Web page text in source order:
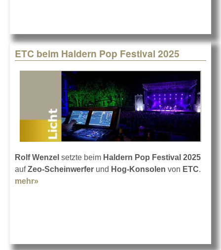
ETC beim Haldern Pop Festival 2025
Rolf Wenzel setzte beim Haldern Pop Festival 2025
aufZeo-Scheinwerfer und Hog-Konsolen von ETC.
mehr»